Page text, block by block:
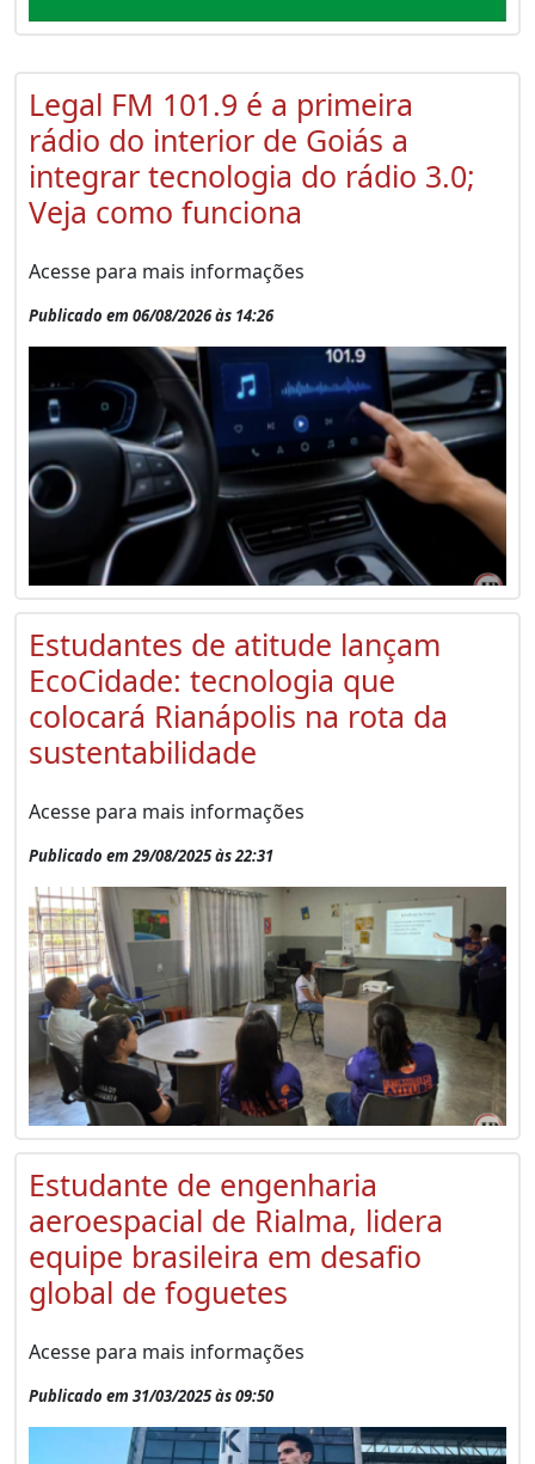
Legal FM 101.9 é a primeira
rádio do interior de Goiás a
integrar tecnologia do rádio 3.0;
Veja como funciona
Acesse para mais informações
Publicado em 06/08/2026 às 14:26
Estudantes de atitude lançam
EcoCidade: tecnologia que
colocará Rianápolis na rota da
sustentabilidade
Acesse para mais informações
Publicado em 29/08/2025 às 22:31
Estudante de engenharia
aeroespacial de Rialma, lidera
equipe brasileira em desafio
global de foguetes
Acesse para mais informações
Publicado em 31/03/2025 às 09:50